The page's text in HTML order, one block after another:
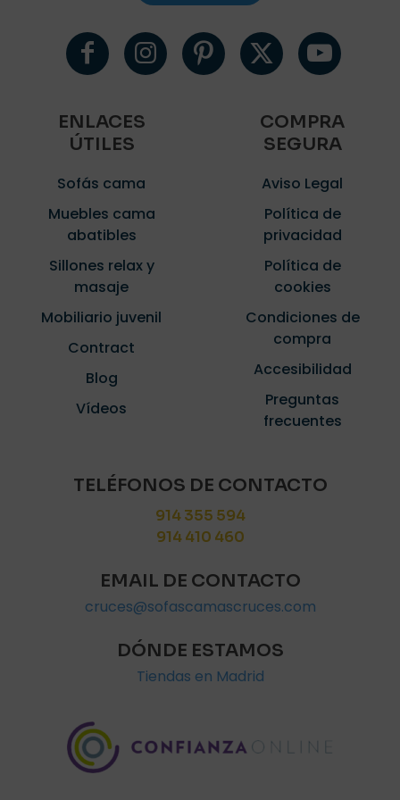
ENLACES
ÚTILES
Sofás cama
Muebles cama
abatibles
Sillones relax y
masaje
Mobiliario juvenil
Contract
Blog
Vídeos
COMPRA
SEGURA
Aviso Legal
Política de
privacidad
Política de
cookies
Condiciones de
compra
Accesibilidad
Preguntas
frecuentes
TELÉFONOS DE CONTACTO
914 355 594
914 410 460
EMAIL DE CONTACTO
cruces@sofascamascruces.com
DÓNDE ESTAMOS
Tiendas en Madrid